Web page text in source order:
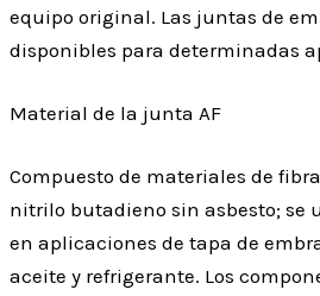
equipo original. Las juntas de
disponibles para determinadas
Material de la junta AF
Compuesto de materiales de
nitrilo butadieno sin asbesto; se
en aplicaciones de tapa de
aceite y refrigerante. Los